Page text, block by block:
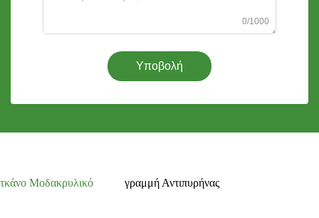
0/1000
Υποβολή
τκάνο Μοδακρυλικό γραμμή Αντιπυρήνας